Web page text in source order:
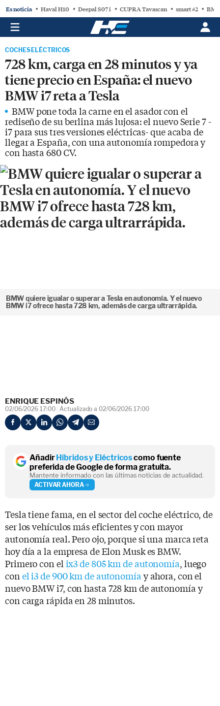
Es noticia Haval H10 Deepal S07 i CUPRA Tavascan smart #2
COCHES ELÉCTRICOS
728 km, carga en 28 minutos y ya
tiene precio en España: el nuevo
BMW i7 reta a Tesla
BMW pone toda la carne en el asador con el
rediseño de su berlina más lujosa: el nuevo Serie 7 -
i7 para sus tres versiones eléctricas- que acaba de
llegar a España, con una autonomía rompedora y
con hasta 680 CV.
BMW quiere igualar o superar a Tesla en autonomía. Y el nuevo
BMW i7 ofrece hasta 728 km, además de carga ultrarrápida.
ENRIQUE ESPINÓS
02/06/2026 17:00 Actualizado a 02/06/2026 17:00
AñadirHíbridos y Eléctricoscomo fuente
preferida de Google de forma gratuita.
Mantente informado con las últimas noticias de actualidad.
ACTIVAR AHORA
Tesla tiene fama, en el sector del coche eléctrico, de
ser los vehículos más eficientes y con mayor
autonomía real. Pero ojo, porque si una marca reta
hoy día a la empresa de Elon Musk es BMW.
Primero con el ix3 de 805 km de autonomía, luego
conel i3 de 900 km de autonomía y ahora, con el
nuevo BMW i7, con hasta 728 km de autonomía y
con carga rápida en 28 minutos.